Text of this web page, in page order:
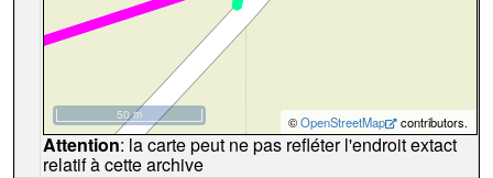
©OpenStreetMap contributors.
50 m
Attention: la carte peut ne pas refléter l'endroit extact
relatif à cette archive